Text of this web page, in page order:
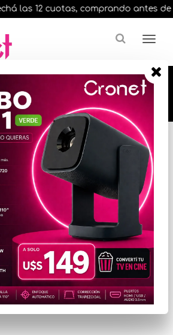
las 12 cuotas, comprando antes de
en todos nuestros artículos,
de las 13 hrs. envíos en el
día 🔥🔥🔥
/ MOTHERBOARD
INTEL